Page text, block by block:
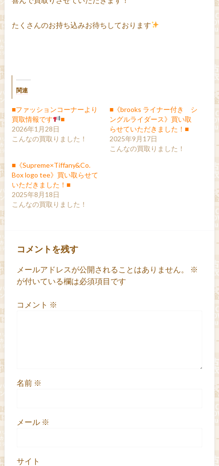
たくさんのお持ち込みお待ちしております
関連
■ファッションコーナーより
買取情報です
■
2026年1月28日
こんなの買取りました！
■《brooks ライナー付き シ
ングルライダース》買い取
らせていただきました！■
2025年9月17日
こんなの買取りました！
■《Supreme×Tiffany&Co.
Box logo tee》買い取らせて
いただきました！■
2025年8月18日
こんなの買取りました！
コメントを残す
メールアドレスが公開されることはありません。
※
が付いている欄は必須項目です
コメント ※
名前 ※
メール ※
サイト